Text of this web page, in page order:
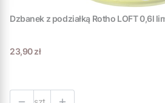
Dzbanek z podziałką Rotho LOFT 0,6l
Cena
23,90 zł